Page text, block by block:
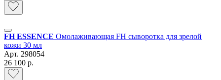
FH ESSENCE Омолаживающая FH сыворотка для зрелой
кожи 30 мл
Арт. 298054
26 100 р.